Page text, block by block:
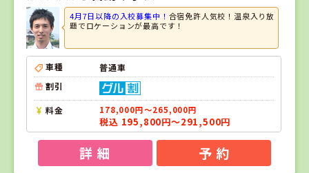
4月7日以降の入校募集中！ 合宿免許人気校！温泉入り放
題でロケーションが最高です！
車種
普通車
割引
料金 178,000円～265,000円
税込 195,800円～291,500円
詳 細 予 約